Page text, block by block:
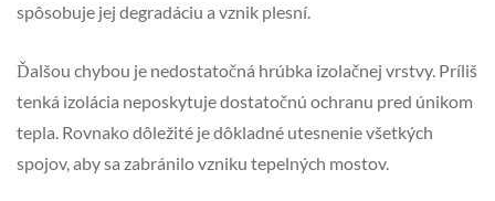
spôsobuje jej degradáciu a vznik plesní.
Ďalšou chybou je nedostatočná hrúbka izolačnej vrstvy. Príliš
tenká izolácia neposkytuje dostatočnú ochranu pred únikom
tepla. Rovnako dôležité je dôkladné utesnenie všetkých
spojov, aby sa zabránilo vzniku tepelných mostov.